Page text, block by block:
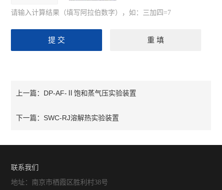
请输入计算结果（填写阿拉伯数字），如：三加四=7
上一篇： DP-AF-Ⅱ饱和蒸气压实验装置
下一篇： SWC-RJ溶解热实验装置
联系我们
地址：南京市栖霞区胜利村38号